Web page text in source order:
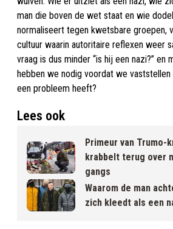
man die boven de wet staat en wie
normaliseert tegen kwetsbare groepen,
cultuur waarin autoritaire reflexen weer
vraag is dus minder “is hij een nazi?” en
hebben we nodig voordat we
een probleem heeft?
Lees ook
Primeur van Trumo-
krabbelt terug over
gangs
Waarom de man
zich kleedt als een